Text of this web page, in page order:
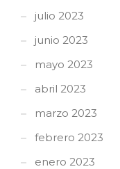
julio 2023
junio 2023
mayo 2023
abril 2023
marzo 2023
febrero 2023
enero 2023